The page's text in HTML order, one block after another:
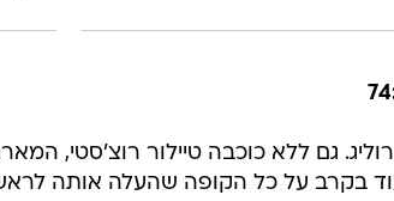
גם ללא כוכבה טיילור רוצ'סטי,